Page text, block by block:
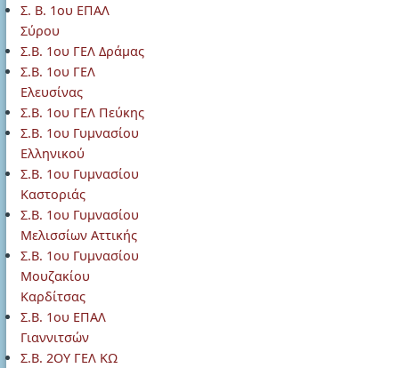
Σ. Β. 1ου ΕΠΑΛ
Σύρου
Σ.Β. 1ου ΓΕΛ Δράμας
Σ.Β. 1ου ΓΕΛ
Ελευσίνας
Σ.Β. 1ου ΓΕΛ Πεύκης
Σ.Β. 1ου Γυμνασίου
Ελληνικού
Σ.Β. 1ου Γυμνασίου
Καστοριάς
Σ.Β. 1ου Γυμνασίου
Μελισσίων Αττικής
Σ.Β. 1ου Γυμνασίου
Μουζακίου
Καρδίτσας
Σ.Β. 1ου ΕΠΑΛ
Γιαννιτσών
Σ.Β. 2ΟΥ ΓΕΛ ΚΩ